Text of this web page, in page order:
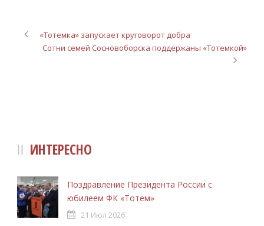
«Тотемка» запускает круговорот добра
Сотни семей Сосновоборска поддержаны «Тотемкой»
ИНТЕРЕСНО
Поздравление Президента России с
юбилеем ФК «Тотем»
21 Июл 2026